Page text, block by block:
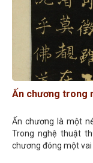
Ấn chương trong
Ấn chương là một
Trong nghệ thuật
chương đóng một